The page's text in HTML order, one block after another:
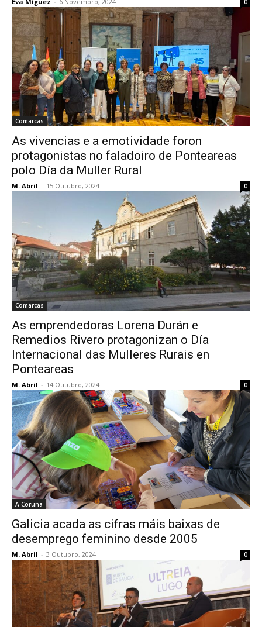
0
Comarcas
As vivencias e a emotividade foron
protagonistas no faladoiro de Ponteareas
polo Día da Muller Rural
M. Abril - 15 Outubro, 2024 0
Comarcas
As emprendedoras Lorena Durán e
Remedios Rivero protagonizan o Día
Internacional das Mulleres Rurais en
Ponteareas
M. Abril - 14 Outubro, 2024 0
A Coruña
Galicia acada as cifras máis baixas de
desemprego feminino desde 2005
M. Abril - 3 Outubro, 2024 0